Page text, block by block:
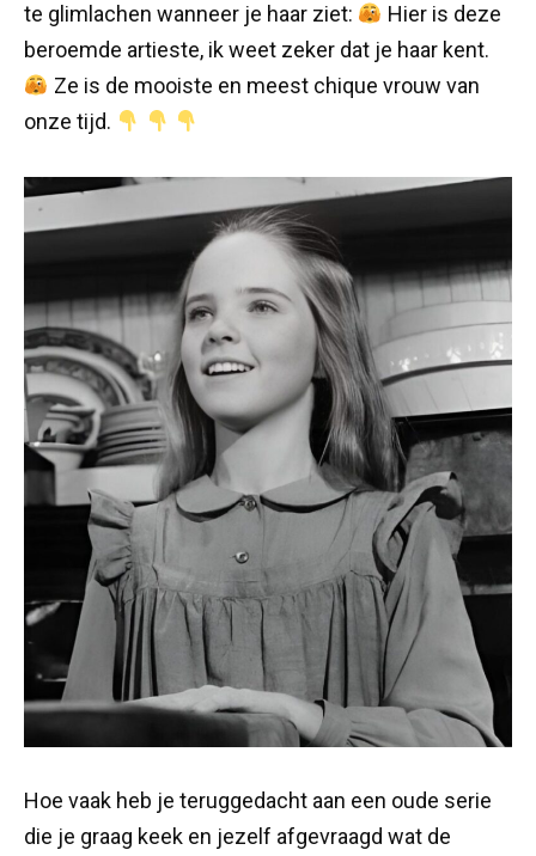
te glimlachen wanneer je haar ziet:
Hier is deze
beroemde artieste, ik weet zeker dat je haar kent.
Ze is de mooiste en meest chique vrouw van
onze tijd.
Hoe vaak heb je teruggedacht aan een oude serie
die je graag keek en jezelf afgevraagd wat de